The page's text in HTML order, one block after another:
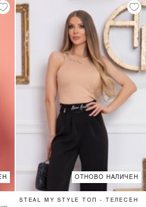
ОТНОВО НАЛИЧЕН
STEAL MY STYLE ТОП - ТЕЛЕСЕН